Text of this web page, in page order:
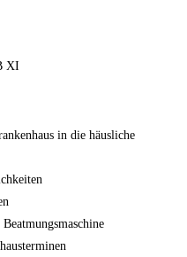
XI
in die häusliche